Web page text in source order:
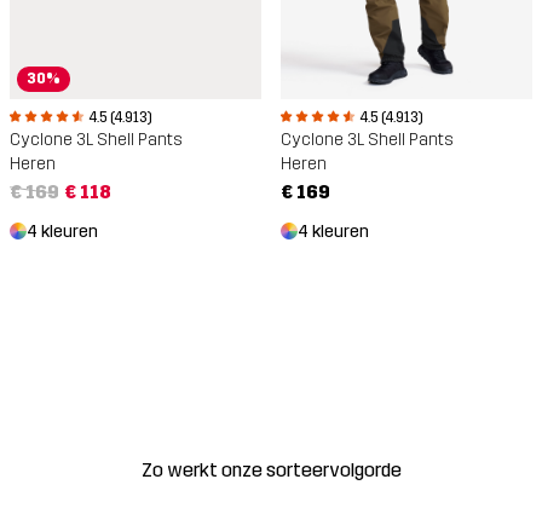
30%
4.5 (4.913)
Cyclone 3L Shell Pants
Heren
€ 169 € 118
4 kleuren
4.5 (4.913)
Cyclone 3L Shell Pants
Heren
€ 169
4 kleuren
Zo werkt onze sorteervolgorde